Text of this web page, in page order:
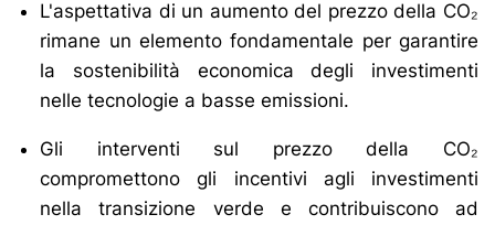
L'aspettativa di un aumento del prezzo della CO₂
rimane un elemento fondamentale per garantire
la sostenibilità economica degli investimenti
nelle tecnologie a basse emissioni.
Gli interventi sul prezzo della CO₂
compromettono gli incentivi agli investimenti
nella transizione verde e contribuiscono ad